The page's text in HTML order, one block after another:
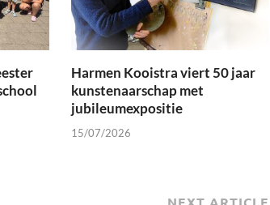
Harmen Kooistra viert 50 jaar
kunstenaarschap met
jubileumexpositie
15/07/2026